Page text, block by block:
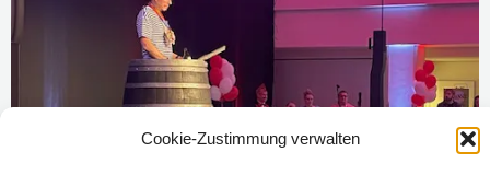
Cookie-Zustimmung verwalten